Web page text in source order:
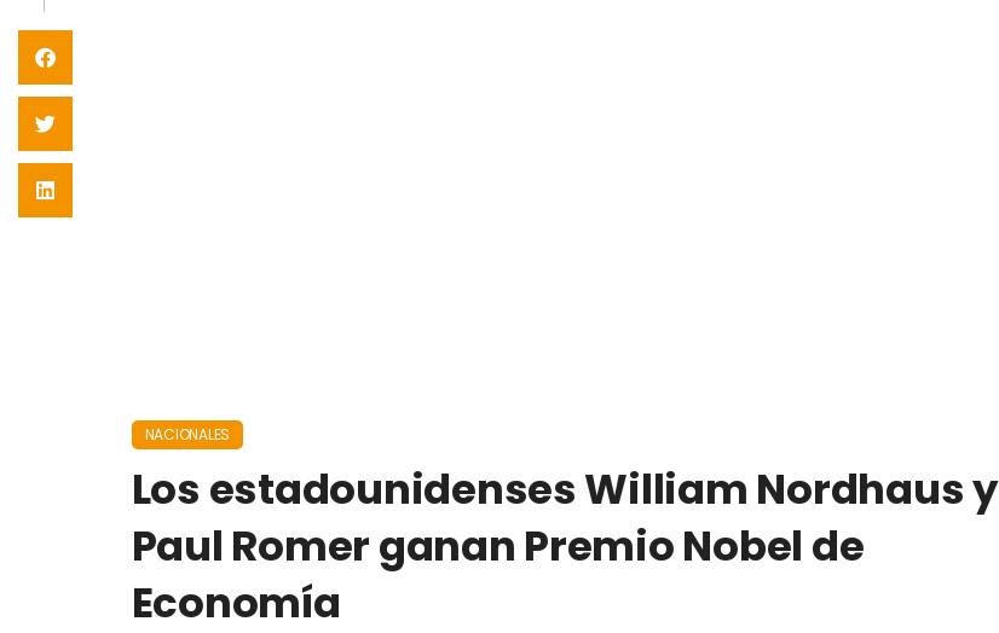
NACIONALES
Los estadounidenses William Nordhaus y
Paul Romer ganan Premio Nobel de
Economía